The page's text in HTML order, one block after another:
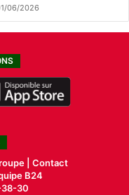
06/2026
| Contact
B24
38-30